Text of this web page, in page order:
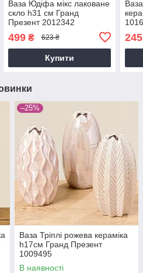
Ваза Юдіфа мікс лаковане
скло h31 см Гранд
Презент 2012342
499₴ 623 ₴
Купити
245
–25%
Ваза Тріплі рожева кераміка
h17см Гранд Презент
1009495
В наявності